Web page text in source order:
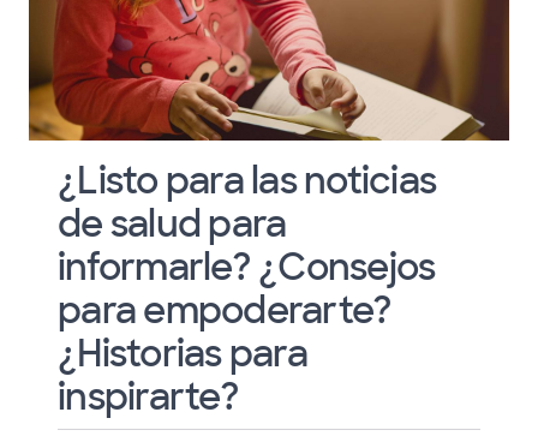
¿Listo para las noticias
de salud para
informarle? ¿Consejos
para empoderarte?
¿Historias para
inspirarte?